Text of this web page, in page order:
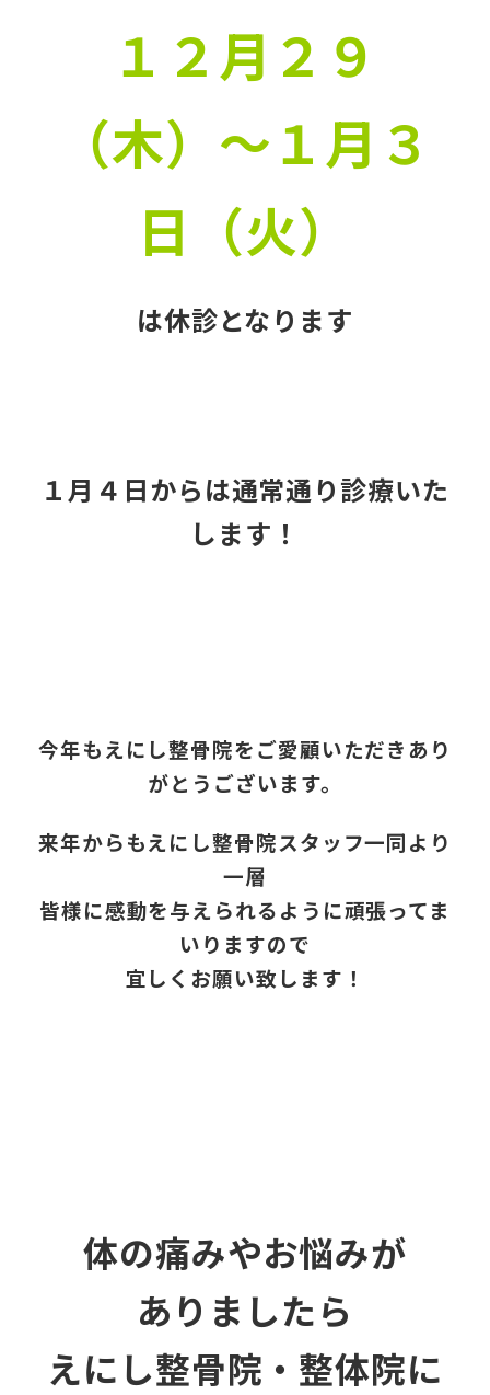
１２月２９
（木）～１月３
日（火）
は休診となります
１月４日からは通常通り診療いた
します！
今年もえにし整骨院をご愛顧いただきあり
がとうございます。
来年からもえにし整骨院スタッフ一同より
一層
皆様に感動を与えられるように頑張ってま
いりますので
宜しくお願い致します！
体の痛みやお悩みが
ありましたら
えにし整骨院・整体院に